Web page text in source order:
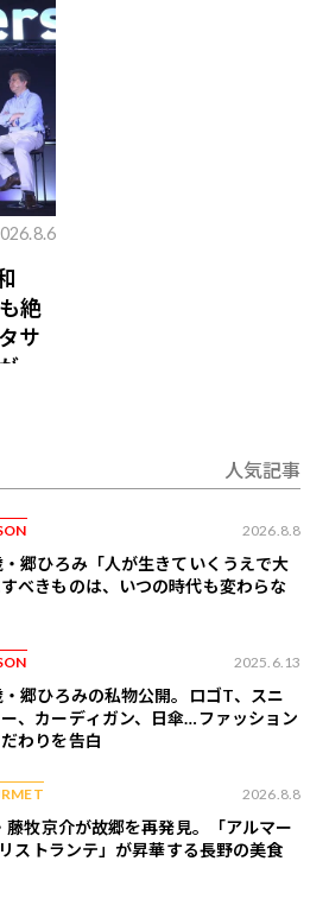
絶
サ
語
人気記事
2026.8.8
・郷ひろみ「人が生きていくうえで大
べきものは、いつの時代も変わらな
2025.6.13
・郷ひろみの私物公開。ロゴT、スニ
、カーディガン、日傘…ファッション
わりを告白
2026.8.8
藤牧京介が故郷を再発見。「アルマー
ストランテ」が昇華する長野の美食